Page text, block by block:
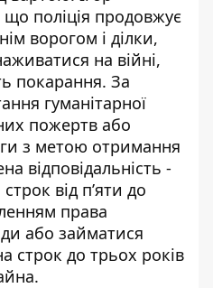
поліція продовжує
ворогом і ділки,
на війні,
покарання. За
гуманітарної
пожертв або
з метою отримання
відповідальність -
від п’яти до
права
або займатися
строк до трьох років